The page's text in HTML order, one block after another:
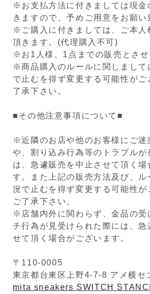
※お支払方法に付きましては現金
きますので、予めご用意をお願い
※ご購入に付きましては、ご本人
頂きます。(代理購入不可)
※お1人様、1点までの販売とさせ
※商品購入のルールに関しまして
で止むを得ず変更する可能性がご
了承下さい。
■その他注意事項について■
※近隣のお店や他のお客様にご迷
や、割り込み行為等のトラブルが
は、急遽販売を中止させて頂く場
す。また上記の販売方法及び、ル
況で止むを得ず変更する可能性が
ご了承下さい。
※店舗内外に関わらず、金品の受
チ行為が見受けられた際には、急
せて頂く場合がございます。
〒110-0005
東京都台東区上野4-7-8 アメ横セ
mita sneakers SWITCH